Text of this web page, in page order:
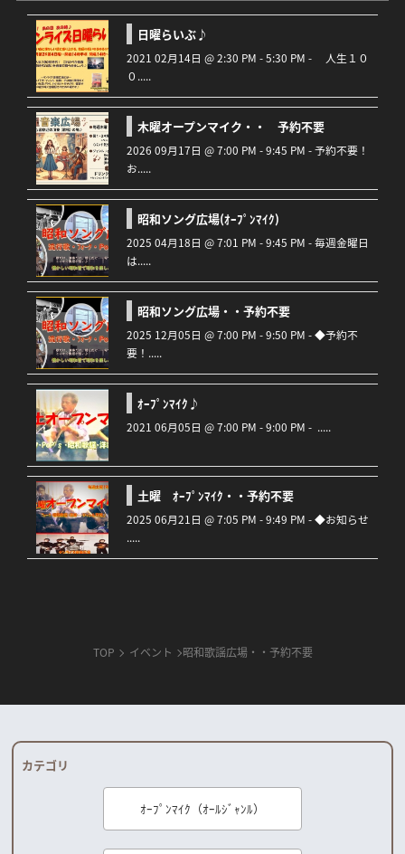
日曜らいぶ♪
2021 02月14日 @ 2:30 PM - 5:30 PM - 人生１０
０.....
木曜オープンマイク・・ 予約不要
2026 09月17日 @ 7:00 PM - 9:45 PM - 予約不要！
お.....
昭和ソング広場(ｵｰﾌﾟﾝﾏｲｸ)
2025 04月18日 @ 7:01 PM - 9:45 PM - 毎週金曜日
は.....
昭和ソング広場・・予約不要
2025 12月05日 @ 7:00 PM - 9:50 PM - ◆予約不
要！.....
ｵｰﾌﾟﾝﾏｲｸ♪
2021 06月05日 @ 7:00 PM - 9:00 PM - .....
土曜 ｵｰﾌﾟﾝﾏｲｸ・・予約不要
2025 06月21日 @ 7:05 PM - 9:49 PM - ◆お知らせ
.....
TOP イベント 昭和歌謡広場・・予約不要
カテゴリ
ｵｰﾌﾟﾝﾏｲｸ（ｵｰﾙｼﾞｬﾝﾙ）